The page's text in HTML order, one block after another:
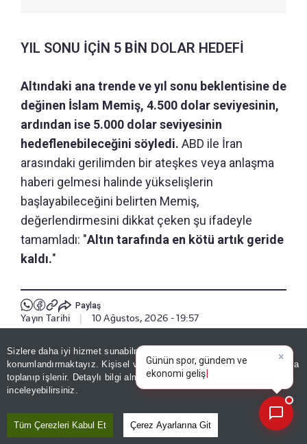
Sizlere daha iyi hizmet sunabilmek adına sitemizde
konumlandırmaktayız. Kişisel verileriniz, KVKK ve GDPR kapsamında
toplanıp işlenir. Detaylı bilgi almak içinAydınlatma Metnimizi
inceleyebilirsiniz.
Tüm Çerezleri Kabul Et Çerez Ayarlarına Git
YIL SONU İÇİN 5 BİN DOLAR HEDEFİ
Altındaki ana trende ve yıl sonu beklentisine de
değinen İslam Memiş, 4.500 dolar seviyesinin,
ardından ise 5.000 dolar seviyesinin
hedeflenebileceğini söyledi. ABD ile İran
arasındaki gerilimden bir ateşkes veya anlaşma
haberi gelmesi halinde yükselişlerin
başlayabileceğini belirten Memiş,
değerlendirmesini dikkat çeken şu ifadeyle
tamamladı: "Altın tarafında en kötü artık geride
kaldı."
Paylaş
Yayın Tarihi 10 Ağustos, 2026 - 19:57
Haberle İlgili Daha Fazlası
Ekonomi
Bizi Takip Edin
×
Günün spor, gündem ve
ekonomi gelişmelerini analiz
edin!